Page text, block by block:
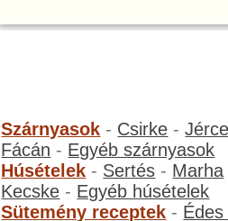
Szárnyasok - Csirke -
Fácán - Egyéb szárnyasok
Húsételek - Sertés - Marha
Kecske - Egyéb húsételek
Sütemény receptek -